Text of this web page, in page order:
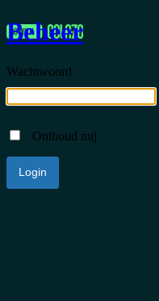
Beheer
Wachtwoord
Onthoud mij